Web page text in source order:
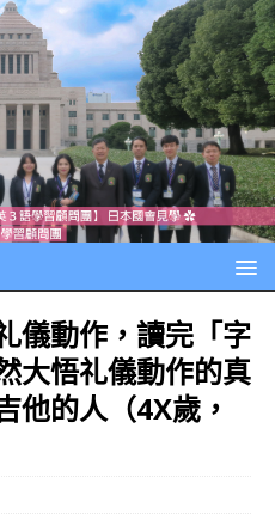
儀動作，讀完「字
大悟礼儀動作的真
他的人（4X歲，